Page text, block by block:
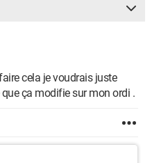
cela je voudrais juste
ça modifie sur mon ordi .